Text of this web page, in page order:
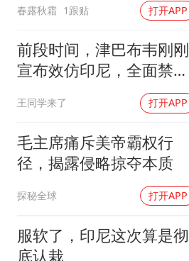
春露秋霜 1跟贴 打开APP
前段时间，津巴布韦刚刚
宣布效仿印尼，全面禁止
王同学来了 打开APP
毛主席痛斥美帝霸权行
径，揭露侵略掠夺本质
探秘全球 打开APP
服软了，印尼这次算是彻
底认栽